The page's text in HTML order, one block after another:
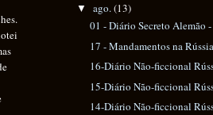
▼ago.(13)
01 - Diário Secreto Alemão
17 - Mandamentos na Rússia
16-Diário Não-ficcional
15-Diário Não-ficcional
14-Diário Não-ficcional